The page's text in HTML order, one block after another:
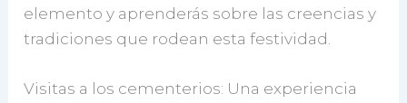
elemento y aprenderás sobre las creencias y
tradiciones que rodean esta festividad.
Visitas a los cementerios: Una experiencia